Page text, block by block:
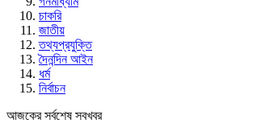
চাকরি
জাতীয়
তথ্যপ্রযুক্তি
দৈনন্দিন আইন
ধর্ম
নির্বাচন
আজকের সর্বশেষ সবখবর